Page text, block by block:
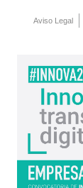
Aviso Legal